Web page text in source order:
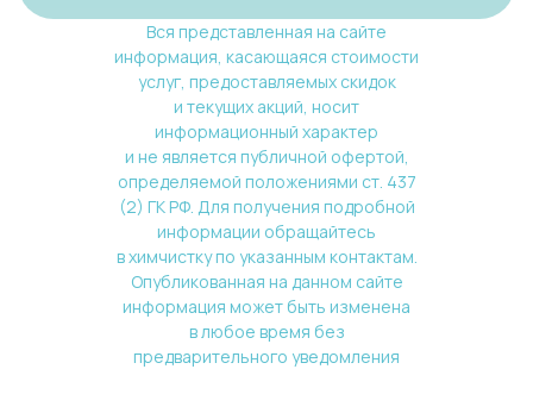
Вся представленная на сайте
информация, касающаяся стоимости
услуг, предоставляемых скидок
и текущих акций, носит
информационный характер
и не является публичной офертой,
определяемой положениями ст. 437
(2) ГК РФ. Для получения подробной
информации обращайтесь
в химчистку по указанным контактам.
Опубликованная на данном сайте
информация может быть изменена
в любое время без
предварительного уведомления